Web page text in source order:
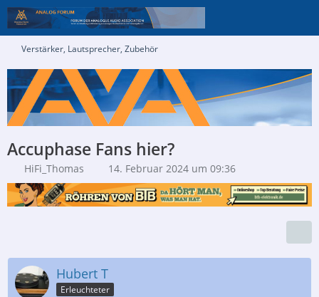
Verstärker, Lautsprecher, Zubehör
Accuphase Fans hier?
HiFi_Thomas 14. Februar 2024 um 09:36
Hubert T
Erleuchteter